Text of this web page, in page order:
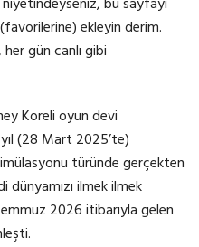
ekleyin derim.
her gün canlı gibi
Koreli oyun devi
(28 Mart 2025’te)
türünde gerçekten
dünyamızı ilmek ilmek
2026 itibarıyla gelen